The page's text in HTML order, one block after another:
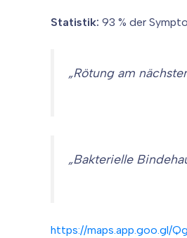
Statistik: 93 % der
„Rötung am
„Bakterielle
https://maps.app.goo.gl/